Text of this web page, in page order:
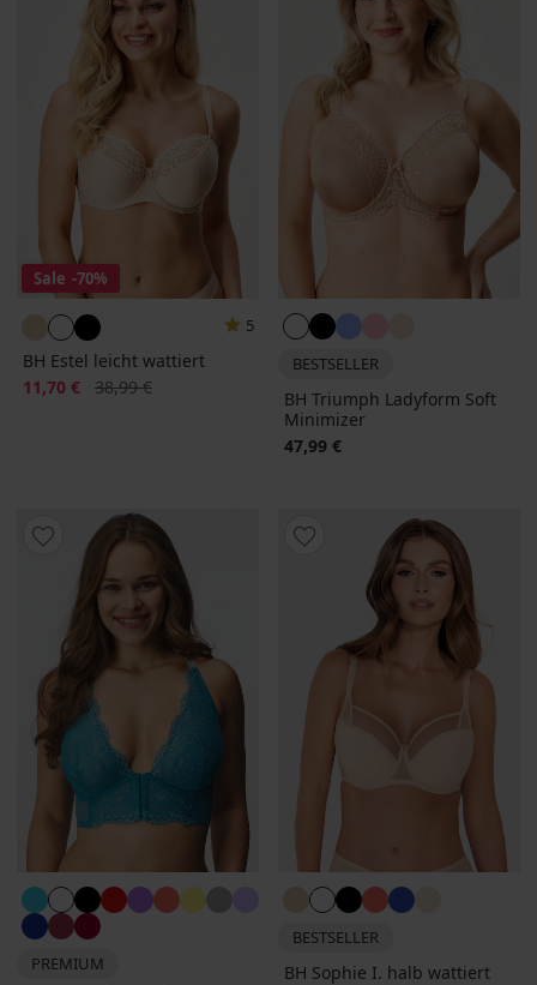
Sale -70%
5
BH Estel leicht wattiert
Rabatt
11,70 € Alter Preis
38,99 €
BESTSELLER
BH Triumph Ladyform Soft
Minimizer
47,99 €
PREMIUM
BESTSELLER
BH Sophie I. halb wattiert